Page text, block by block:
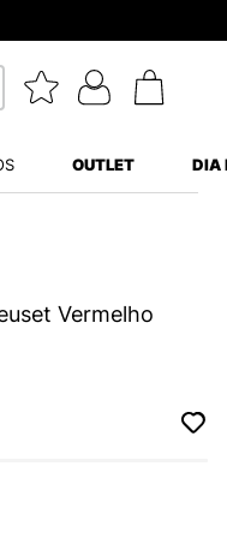
OUTLET DIA
Vermelho